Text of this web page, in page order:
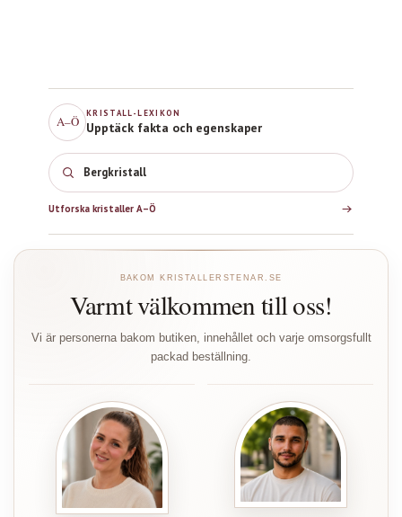
A–Ö
KRISTALL-LEXIKON
Upptäck fakta och egenskaper
Bergkristall
Utforska kristaller A–Ö
BAKOM KRISTALLERSTENAR.SE
Varmt välkommen till oss!
Vi är personerna bakom butiken, innehållet och varje omsorgsfullt
packad beställning.